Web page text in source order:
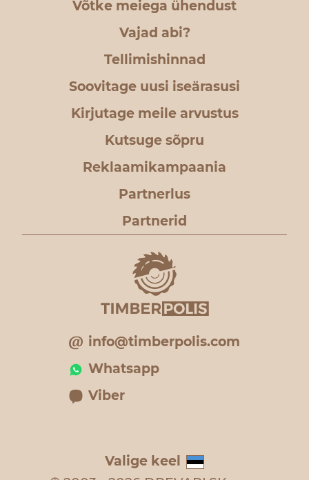
Võtke meiega ühendust
Vajad abi?
Tellimishinnad
Soovitage uusi iseärasusi
Kirjutage meile arvustus
Kutsuge sõpru
Reklaamikampaania
Partnerlus
Partnerid
info@timberpolis.com
Whatsapp
Viber
Valige keel